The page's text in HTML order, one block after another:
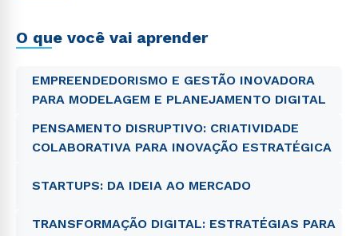
valiosos e colaborações potenciais.
O que você vai aprender
EMPREENDEDORISMO E GESTÃO INOVADORA
PARA MODELAGEM E PLANEJAMENTO DIGITAL
PENSAMENTO DISRUPTIVO: CRIATIVIDADE
COLABORATIVA PARA INOVAÇÃO ESTRATÉGICA
STARTUPS: DA IDEIA AO MERCADO
TRANSFORMAÇÃO DIGITAL: ESTRATÉGIAS PARA
Rápido e fácil